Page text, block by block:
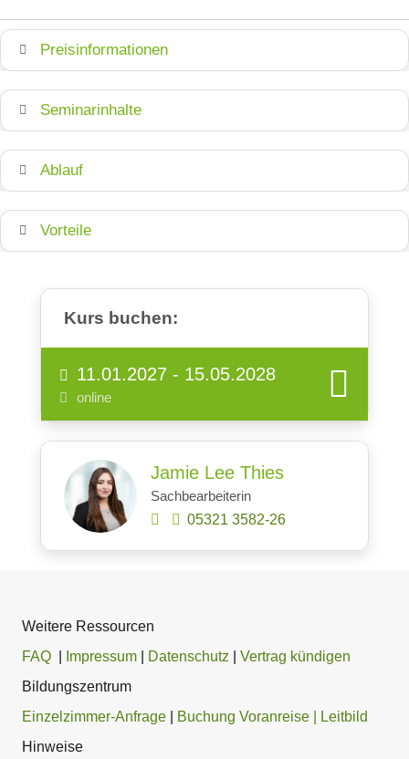
Preisinformationen
Seminarinhalte
Ablauf
Vorteile
Kurs buchen:
11.01.2027 - 15.05.2028
online
Jamie Lee Thies
Sachbearbeiterin
05321 3582-26
Weitere Ressourcen
FAQ
Impressum Datenschutz
Vertrag kündigen
Bildungszentrum
Einzelzimmer-Anfrage
Buchung Voranreise
| Leitbild
Hinweise